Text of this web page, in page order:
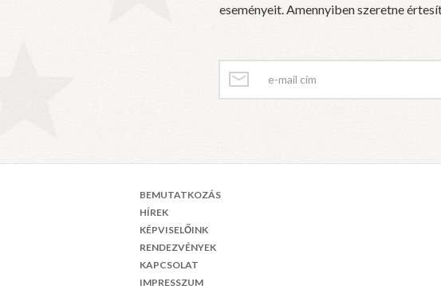
eseményeit. Amennyiben szeretne
BEMUTATKOZÁS
HÍREK
KÉPVISELŐINK
RENDEZVÉNYEK
KAPCSOLAT
IMPRESSZUM